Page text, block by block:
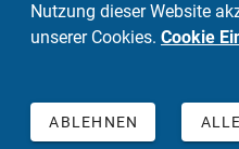
Nutzung dieser Website
unserer Cookies. Cookie
ABLEHNEN